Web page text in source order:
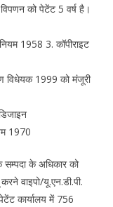
को पेटेंट 5 वर्ष है।
1958 3. कॉपीराइट
विधेयक 1999 को मंजूरी
1970
सम्पदा के अधिकार को
वाइपो/यू.एन.डी.पी.
कार्यालय में 756